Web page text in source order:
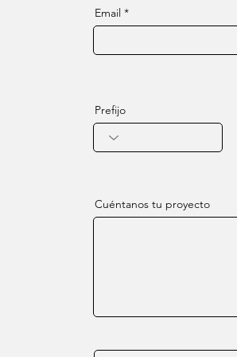
Email
Prefijo
Cuéntanos tu proyecto